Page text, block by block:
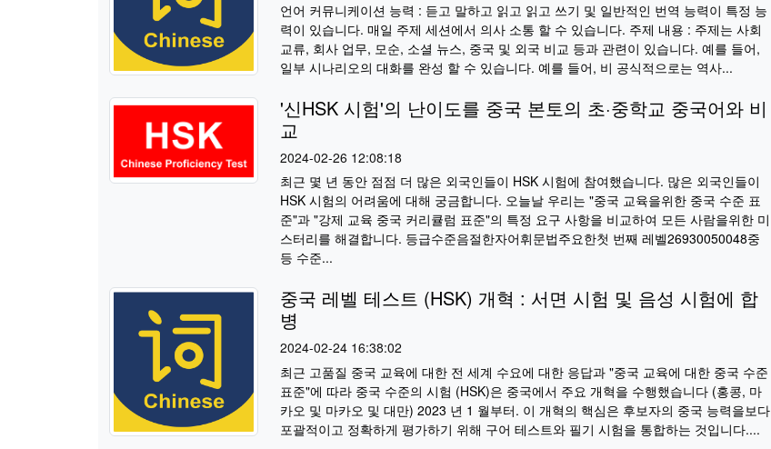
언어 커뮤니케이션 능력 : 듣고 말하고 읽고 읽고 쓰기 및 일반적인 번역 능력이 특정 능
력이 있습니다. 매일 주제 세션에서 의사 소통 할 수 있습니다. 주제 내용 : 주제는 사회
교류, 회사 업무, 모순, 소셜 뉴스, 중국 및 외국 비교 등과 관련이 있습니다. 예를 들어,
일부 시나리오의 대화를 완성 할 수 있습니다. 예를 들어, 비 공식적으로는 역사...
'신HSK 시험'의 난이도를 중국 본토의 초·중학교 중국어와 비
교
2024-02-26 12:08:18
최근 몇 년 동안 점점 더 많은 외국인들이 HSK 시험에 참여했습니다. 많은 외국인들이
HSK 시험의 어려움에 대해 궁금합니다. 오늘날 우리는 "중국 교육을위한 중국 수준 표
준"과 "강제 교육 중국 커리큘럼 표준"의 특정 요구 사항을 비교하여 모든 사람을위한 미
스터리를 해결합니다. 등급수준음절한자어휘문법주요한첫 번째 레벨26930050048중
등 수준...
중국 레벨 테스트 (HSK) 개혁 : 서면 시험 및 음성 시험에 합
병
2024-02-24 16:38:02
최근 고품질 중국 교육에 대한 전 세계 수요에 대한 응답과 "중국 교육에 대한 중국 수준
표준"에 따라 중국 수준의 시험 (HSK)은 중국에서 주요 개혁을 수행했습니다 (홍콩, 마
카오 및 마카오 및 대만) 2023 년 1 월부터. 이 개혁의 핵심은 후보자의 중국 능력을보다
포괄적이고 정확하게 평가하기 위해 구어 테스트와 필기 시험을 통합하는 것입니다....